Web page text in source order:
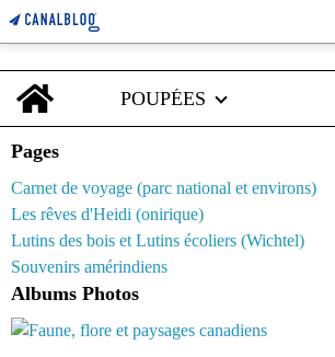
Home
POUPÉES
Pages
Carnet de voyage (parc national et environs)
Les rêves d'Heidi (onirique)
Lutins des bois et Lutins écoliers (Wichtel)
Souvenirs amérindiens
Albums Photos